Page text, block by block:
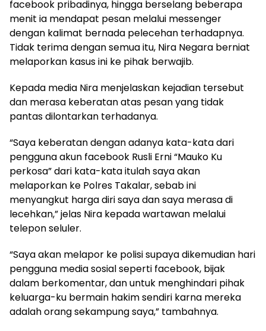
facebook pribadinya, hingga berselang beberapa
menit ia mendapat pesan melalui messenger
dengan kalimat bernada pelecehan terhadapnya.
Tidak terima dengan semua itu, Nira Negara berniat
melaporkan kasus ini ke pihak berwajib.
Kepada media Nira menjelaskan kejadian tersebut
dan merasa keberatan atas pesan yang tidak
pantas dilontarkan terhadanya.
“Saya keberatan dengan adanya kata-kata dari
pengguna akun facebook Rusli Erni “Mauko Ku
perkosa” dari kata-kata itulah saya akan
melaporkan ke Polres Takalar, sebab ini
menyangkut harga diri saya dan saya merasa di
lecehkan,” jelas Nira kepada wartawan melalui
telepon seluler.
“Saya akan melapor ke polisi supaya dikemudian hari
pengguna media sosial seperti facebook, bijak
dalam berkomentar, dan untuk menghindari pihak
keluarga-ku bermain hakim sendiri karna mereka
adalah orang sekampung saya,” tambahnya.